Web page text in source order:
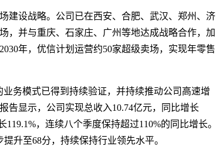
建设战略。公司已在西安、合肥、武汉、郑州、济
，并与重庆、石家庄、广州等地达成战略合作，加
年，优信计划运营约50家超级卖场，实现年零售
务模式已得到持续验证，并持续推动公司高速增
告显示，公司实现总收入10.74亿元，同比增长
119.1%，连续八个季度保持超过110%的同比增长。
升至68分，持续保持行业领先水平。